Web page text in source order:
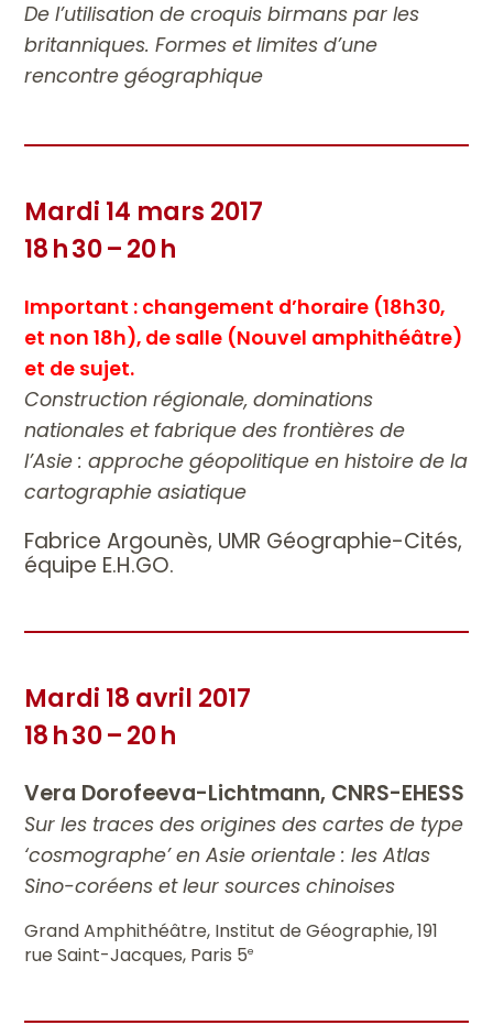
De l’utilisation de croquis birmans par les
britanniques. Formes et limites d’une
rencontre géographique
Mardi 14 mars 2017
18 h 30 – 20 h
Important : changement d’horaire (18h30,
et non 18h), de salle (Nouvel amphithéâtre)
et de sujet.
Construction régionale, dominations
nationales et fabrique des frontières de
l’Asie : approche géopolitique en ​histoire de la
cartographie asiatique
Fabrice Argounès, UMR Géographie-Cités,
équipe E.H.GO.
Mardi 18 avril 2017
18 h 30 – 20 h
Vera Dorofeeva-Lichtmann, CNRS-EHESS
Sur les traces des origines des cartes de type
‘cosmographe’ en Asie orientale : les Atlas
Sino-coréens et leur sources chinoises
Grand Amphithéâtre, Institut de Géographie, 191
rue Saint-Jacques, Paris 5e